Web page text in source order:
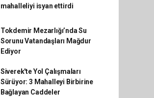
mahalleliyi isyan ettirdi
Tokdemir Mezarlığı’nda Su
Sorunu Vatandaşları Mağdur
Ediyor
Siverek'te Yol Çalışmaları
Sürüyor: 3 Mahalleyi Birbirine
Bağlayan Caddeler